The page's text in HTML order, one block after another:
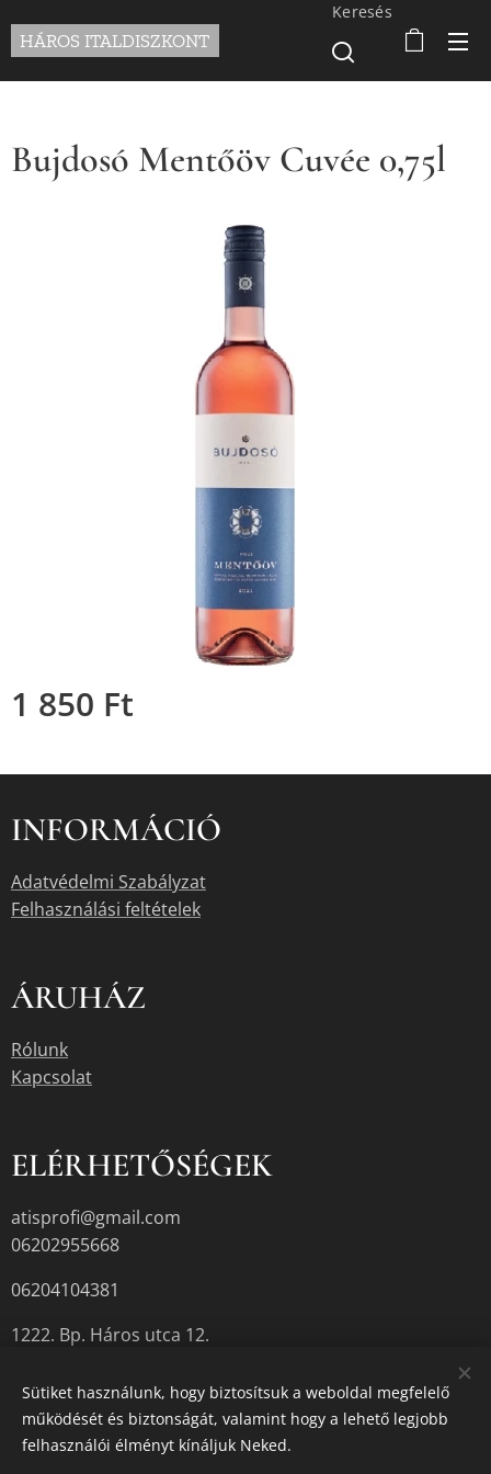
HÁROS ITALDISZKONT
Keresés
Bujdosó Mentőöv Cuvée 0,75l
1 850 Ft
INFORMÁCIÓ
Adatvédelmi Szabályzat
Felhasználási feltételek
ÁRUHÁZ
Rólunk
Kapcsolat
ELÉRHETŐSÉGEK
atisprofi@gmail.com
06202955668
06204104381
1222. Bp. Háros utca 12.
A termékek aktuális készletéről érdeklődjön az üzletben, vagy a
megadott elérhetőségek egyikén.
Sütiket használunk, hogy biztosítsuk a weboldal megfelelő
működését és biztonságát, valamint hogy a lehető legjobb
felhasználói élményt kínáljuk Neked.